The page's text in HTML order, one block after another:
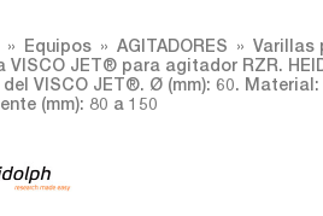
Equipos AGITADORES
Varillas
VISCO JET® para agitador RZR.
VISCO JET®. Ø (mm): 60.
(mm): 80 a 150